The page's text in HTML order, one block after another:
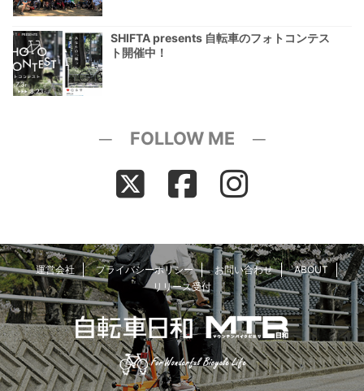
SHIFTA presents 自転車のフォトコンテス
ト開催中！
─ FOLLOW ME ─
運営会社 プライバシーポリシー お問い合わせ
ABOUT
リリース受付